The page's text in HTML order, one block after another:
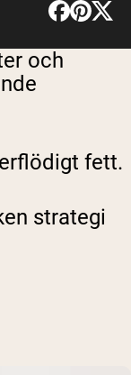
och
fett.
strategi